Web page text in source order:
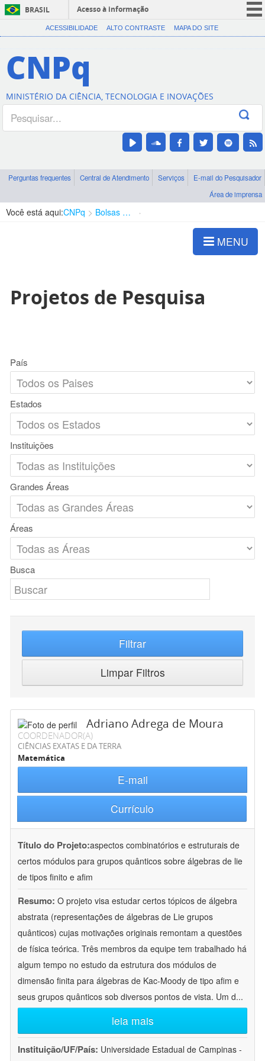
BRASIL
Acesso à informação
CORONAVÍRUS (COVID-19)
Canais
ACESSIBILIDADE ALTO CONTRASTE MAPA DO SITE
CNPq
MINISTÉRIO DA CIÊNCIA, TECNOLOGIA E INOVAÇÕES
Perguntas frequentes Central de Atendimento Serviços
E-mail do Pesquisador
Área de imprensa
Você está aqui:CNPq Bolsas e Auxílios Vigentes
MENU
Projetos de Pesquisa
País
Estados
Instituições
Grandes Áreas
Áreas
Busca
Filtrar
Limpar Filtros
Adriano Adrega de Moura
COORDENADOR(A)
CIÊNCIAS EXATAS E DA TERRA
Matemática
E-mail
Currículo
Título do Projeto:aspectos combinatórios e estruturais de
certos módulos para grupos quânticos sobre álgebras de lie
de tipos finito e afim
Resumo: O projeto visa estudar certos tópicos de álgebra
abstrata (representações de álgebras de Lie grupos
quânticos) cujas motivações originais remontam a questões
de física teórica. Três membros da equipe tem trabalhado há
algum tempo no estudo da estrutura dos módulos de
dimensão finita para álgebras de Kac-Moody de tipo afim e
seus grupos quânticos sob diversos pontos de vista. Um d...
leia mais
Instituição/UF/País: Universidade Estadual de Campinas -